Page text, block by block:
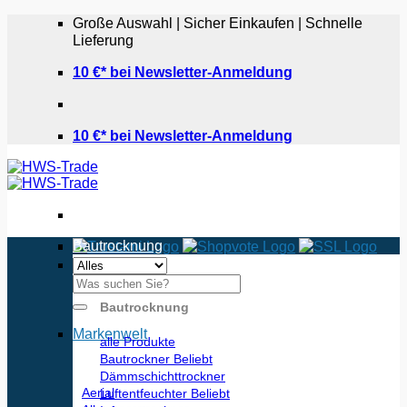
Große Auswahl | Sicher Einkaufen | Schnelle
Lieferung
10 €* bei Newsletter-Anmeldung
10 €* bei Newsletter-Anmeldung
Suchen
nach:
Markenwelt
Aerial
Bautrocknung
Bautrocknung
alle Produkte
Bautrockner
Dämmschichttrockner
Luftentfeuchter